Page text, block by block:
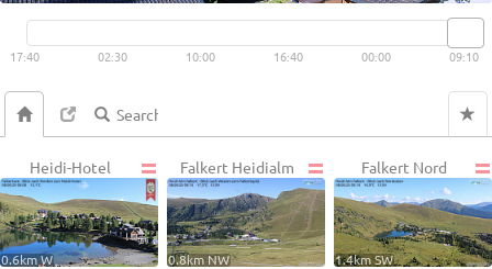
Live video available → View
17:40 02:30 10:00 16:40 00:00 09:10
Heidi-Hotel
0.6km W
Falkert Heidialm
0.8km NW
Falkert Nord
1.4km SW